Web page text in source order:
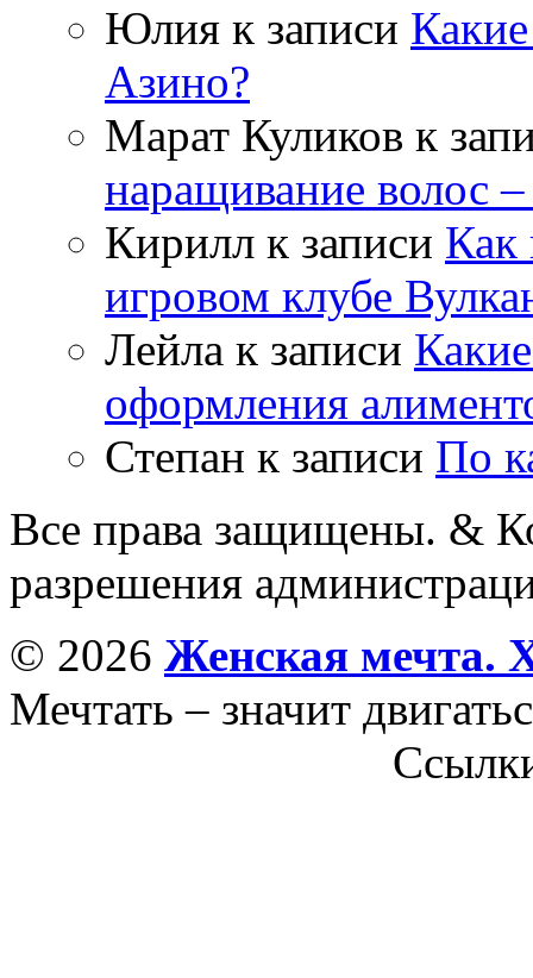
Юлия к записи
Азино?
Марат Куликов к
наращивание волос
Кирилл к записи Как
игровом клубе
Лейла к записи
оформления
Степан к записи По
Все права защищены. &
разрешения
© 2026 Женская мечта.
Мечтать – значит